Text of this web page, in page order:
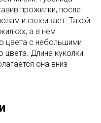
прожилки, после
и склеивает. Такой
а в нем
цвета с небольшими
цвета. Длина куколки
она вниз